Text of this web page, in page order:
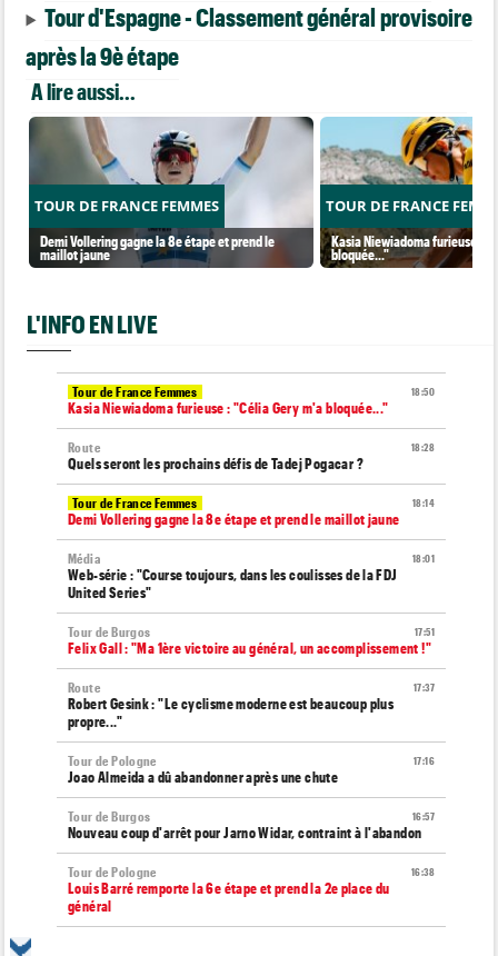
Tour d'Espagne - Classement général provisoire
après la 9è étape
A lire aussi...
TOUR DE FRANCE FEMMES
Demi Vollering gagne la 8e étape et prend le
maillot jaune
TOUR DE FRANCE
Kasia Niewiadoma furieuse :
bloquée..."
L'INFO EN LIVE
18:50
Tour de France Femmes
Kasia Niewiadoma furieuse : "Célia Gery m'a bloquée..."
18:28
Route
Quels seront les prochains défis de Tadej Pogacar ?
18:14
Tour de France Femmes
Demi Vollering gagne la 8e étape et prend le maillot jaune
18:01
Média
Web-série : "Course toujours, dans les coulisses de la FDJ
United Series"
17:51
Tour de Burgos
Felix Gall : "Ma 1ère victoire au général, un accomplissement !"
17:37
Route
Robert Gesink : "Le cyclisme moderne est beaucoup plus
propre..."
17:16
Tour de Pologne
Joao Almeida a dû abandonner après une chute
16:57
Tour de Burgos
Nouveau coup d'arrêt pour Jarno Widar, contraint à l'abandon
16:38
Tour de Pologne
Louis Barré remporte la 6e étape et prend la 2e place du
général